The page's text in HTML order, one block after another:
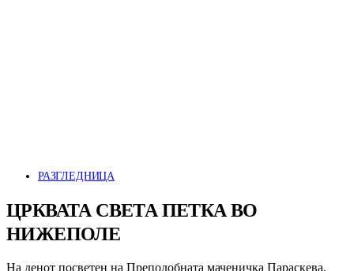
РАЗГЛЕДНИЦА
ЦРКВАТА СВЕТА ПЕТКА ВО
НИЖЕПОЛЕ
На денот посветен на Преподобната маченичка Параскева,